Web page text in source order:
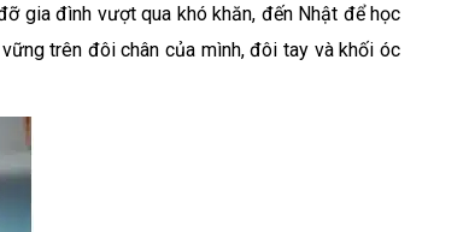
gia đình vượt qua khó khăn, đến Nhật để học
trên đôi chân của mình, đôi tay và khối óc